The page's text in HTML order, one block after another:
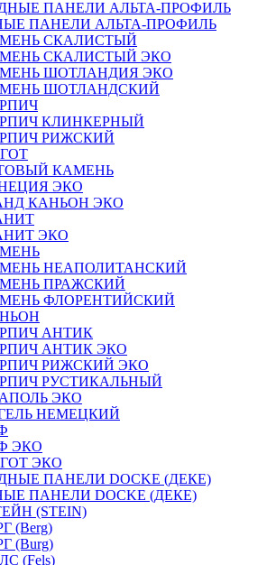
ПАНЕЛИ АЛЬТА-ПРОФИЛЬ
СКАЛИСТЫЙ
СКАЛИСТЫЙ ЭКО
ШОТЛАНДИЯ ЭКО
ШОТЛАНДСКИЙ
КЛИНКЕРНЫЙ
РИЖСКИЙ
КАМЕНЬ
ЭКО
КАНЬОН ЭКО
ЭКО
НЕАПОЛИТАНСКИЙ
ПРАЖСКИЙ
ФЛОРЕНТИЙСКИЙ
АНТИК
АНТИК ЭКО
РИЖСКИЙ ЭКО
РУСТИКАЛЬНЫЙ
ЭКО
НЕМЕЦКИЙ
ЭКО
ЭКО
ПАНЕЛИ DOCKE (ДЕКЕ)
(STEIN)
(Berg)
(Burg)
(Fels)